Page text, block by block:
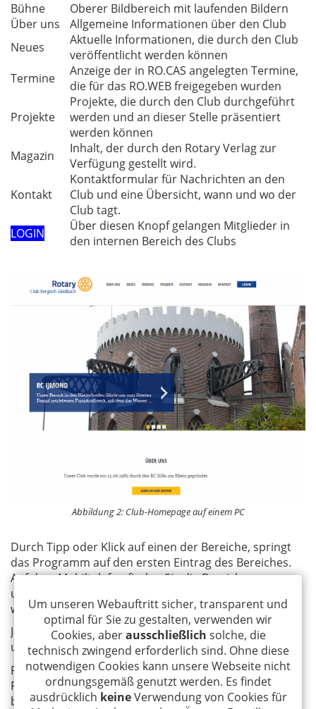
Bühne
Oberer Bildbereich mit laufenden Bildern
Über uns
Allgemeine Informationen über den Club
Neues
Aktuelle Informationen, die durch den Club
veröffentlicht werden können
Termine
Anzeige der in RO.CAS angelegten Termine,
die für das RO.WEB freigegeben wurden
Projekte
Projekte, die durch den Club durchgeführt
werden und an dieser Stelle präsentiert
werden können
Magazin
Inhalt, der durch den Rotary Verlag zur
Verfügung gestellt wird.
Kontakt
Kontaktformular für Nachrichten an den
Club und eine Übersicht, wann und wo der
Club tagt.
LOGIN
Über diesen Knopf gelangen Mitglieder in
den internen Bereich des Clubs
Abbildung 2: Club-Homepage auf einem PC
Durch Tipp oder Klick auf einen der Bereiche, springt
das Programm auf den ersten Eintrag des Bereiches.
Auf dem Mobiltelefon finden Sie die Bereiche
unmittelbar untereinander angeordnet, auf dem PC
werden die Informationen nebeneinander dargestellt.
Jeder Nutzer des Internets kann sich so über den Club
und dessen Aktivitäten informieren.
Für jeden Bereich zeigen wir Informationen an, die in
RO.CAS eingestellt werden können. Hierzu lesen Sie
bitte das Kapitel RO.Web füllen.
Um unseren Webauftritt sicher, transparent und
optimal für Sie zu gestalten, verwenden wir
Cookies, aberausschließlich solche, die
technisch zwingend erforderlich sind. Ohne diese
notwendigen Cookies kann unsere Webseite nicht
ordnungsgemäß genutzt werden. Es findet
ausdrücklich keineVerwendung von Cookies für